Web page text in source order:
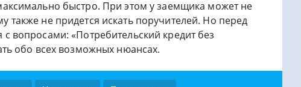
быстро. При этом у заемщика может не
также не придется искать поручителей. Но перед
вопросами: «Потребительский кредит без
обо всех возможных нюансах.